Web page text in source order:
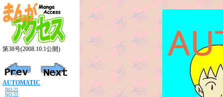
第38号(2008.10.1公開)
AUTOMATIC
NO.21
NO.22